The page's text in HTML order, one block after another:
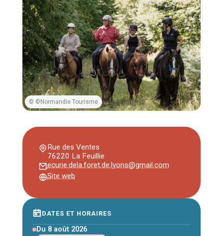
© ©Normandie Tourisme
Rue des Ventes
76220 La Feuillie
ecurie.dela.foret.de.lyons@gmail.com
Site web
DATES ET HORAIRES
Du 8 août 2026